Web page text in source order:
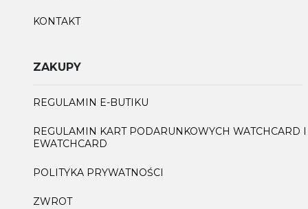
KONTAKT
ZAKUPY
REGULAMIN E-BUTIKU
REGULAMIN KART PODARUNKOWYCH WATCHCARD I
EWATCHCARD
POLITYKA PRYWATNOŚCI
ZWROT